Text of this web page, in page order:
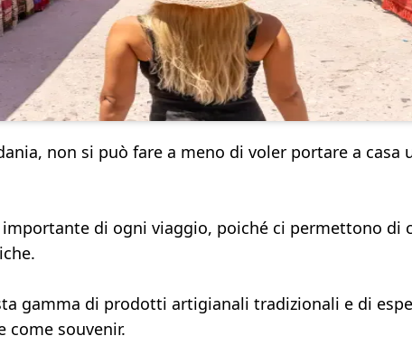
non si può fare a meno di voler portare a casa
di ogni viaggio, poiché ci permettono di
gamma di prodotti artigianali tradizionali e di
come souvenir.